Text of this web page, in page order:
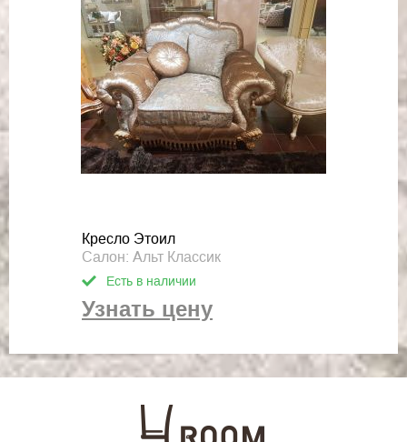
Кресло Этоил
Салон: Альт Классик
Есть в наличии
Узнать цену